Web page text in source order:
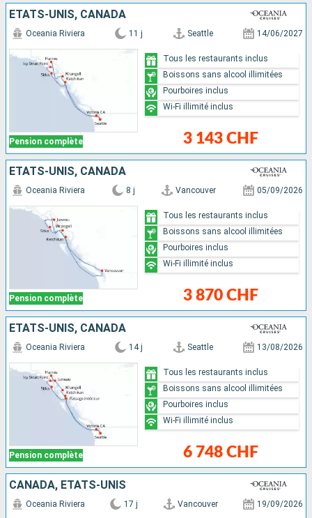
ÉTATS-UNIS, CANADA
Pension complète
Oceania Riviera 11 j Seattle 14/06/2027
3 143 CHF
Tous les restaurants inclus
Boissons sans alcool illimitées
Pourboires inclus
Wi-Fi illimité inclus
ÉTATS-UNIS, CANADA
Pension complète
Oceania Riviera 8 j Vancouver 05/09/2026
3 870 CHF
Tous les restaurants inclus
Boissons sans alcool illimitées
Pourboires inclus
Wi-Fi illimité inclus
ÉTATS-UNIS, CANADA
Pension complète
Oceania Riviera 14 j Seattle 13/08/2026
6 748 CHF
Tous les restaurants inclus
Boissons sans alcool illimitées
Pourboires inclus
Wi-Fi illimité inclus
CANADA, ÉTATS-UNIS
Oceania Riviera 17 j Vancouver 19/09/2026